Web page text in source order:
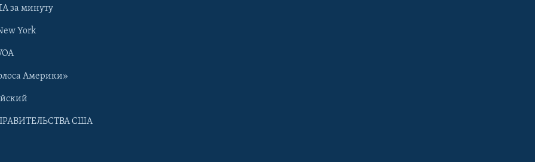
за минуту
York
Америки»
США